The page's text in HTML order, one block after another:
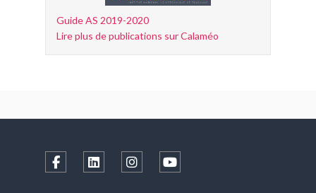
Guide AS 2019-2020
Lire plus de publications sur Calaméo